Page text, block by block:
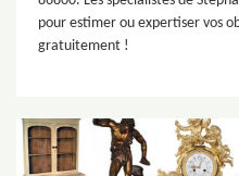
pour estimer ou expertiser vos
gratuitement !